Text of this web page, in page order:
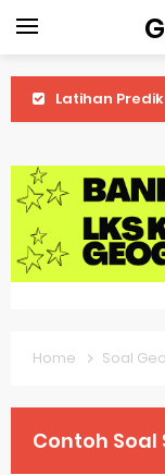
Latihan Prediksi
Latihan Prediksi
Latihan
Home Soal
Contoh Soal